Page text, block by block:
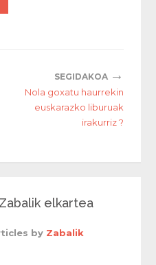
SEGIDAKOA →
Nola goxatu haurrekin
euskarazko liburuak
irakurriz ?
elkartea
by Zabalik